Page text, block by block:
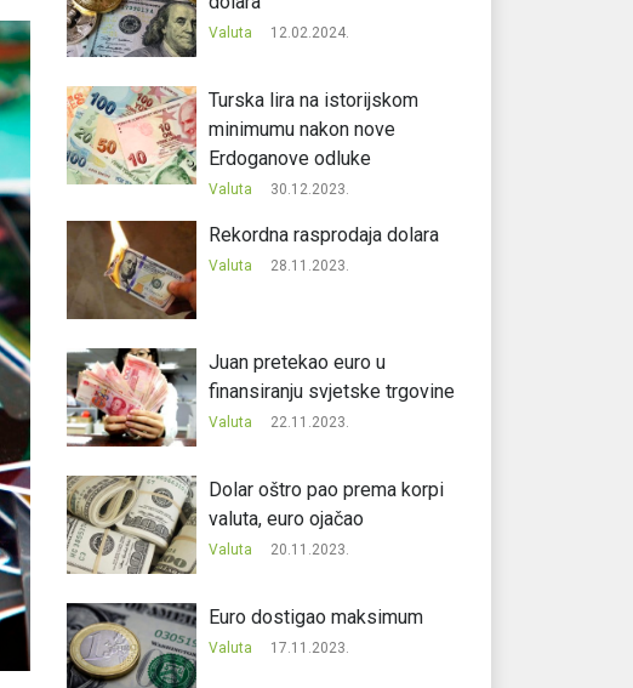
Valuta 12.02.2024.
Turska lira na istorijskom
minimumu nakon nove
Erdoganove odluke
Valuta 30.12.2023.
Rekordna rasprodaja dolara
Valuta 28.11.2023.
Juan pretekao euro u
finansiranju svjetske trgovine
Valuta 22.11.2023.
Dolar oštro pao prema korpi
valuta, euro ojačao
Valuta 20.11.2023.
Еuro dostigao maksimum
Valuta 17.11.2023.